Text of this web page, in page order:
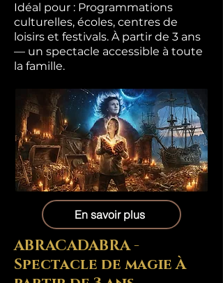
Idéal pour : Programmations
culturelles, écoles, centres de
loisirs et festivals. À partir de 3 ans
— un spectacle accessible à toute
la famille.
En savoir plus
ABRACADABRA -
Spectacle de magie À